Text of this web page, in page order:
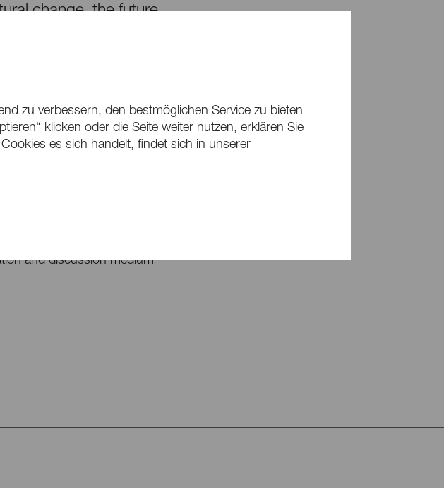
change, the future
and discussion medium
zu verbessern, den bestmöglichen Service zu bieten
klicken oder die Seite weiter nutzen, erklären Sie
es sich handelt, findet sich in unserer